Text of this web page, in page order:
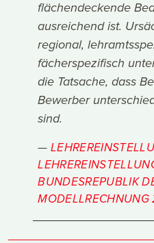
flächendeckende
ausreichend ist.
regional,
fächerspezifisch
die Tatsache, dass
Bewerber
sind.
BUNDESREPUBLIK